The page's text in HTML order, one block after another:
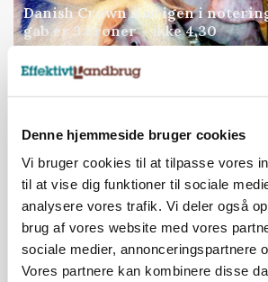
Denne hjemmeside bruger cookies
Vi bruger cookies til at tilpasse vores
til at vise dig funktioner til sociale
analysere vores trafik. Vi deler også
brug af vores website med vores
sociale medier, annonceringspartnere
Vores partnere kan kombinere disse
Danish Crown slår igen i
gab er 3 kroner – ikke 4,30
Loading...
Jobs
i samarbejde med
81ledige stillinger
Opret agent
Se alle